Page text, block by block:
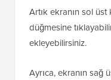
Artık ekranın sol
düğmesine
ekleyebilirsiniz.
Ayrıca, ekranın sağ